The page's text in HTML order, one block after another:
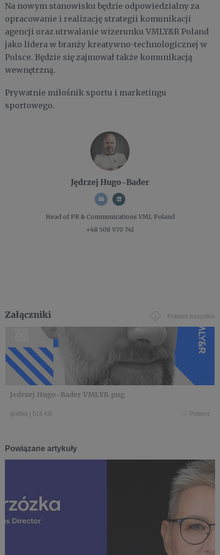
Na nowym stanowisku będzie odpowiedzialny za
opracowanie i realizację strategii komunikacji
agencji oraz utrwalanie wizerunku VMLY&R Poland
jako lidera w branży kreatywno-technologicznej w
Polsce. Będzie się zajmował także komunikacją
wewnętrzną.
Prywatnie miłośnik sportu i marketingu
sportowego.
Jędrzej Hugo-Bader
Head of PR & Communications VML Poland
+48 508 970 741
Załączniki Pobierz wszystkie
Jedrzej Hugo-Bader VMLYR.png
grafika | 516 KB Pobierz
Powiązane artykuły